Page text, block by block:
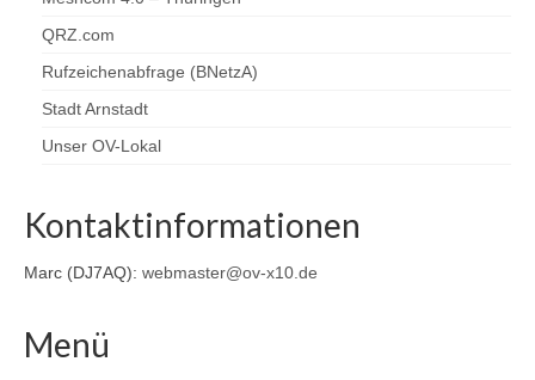
QRZ.com
Rufzeichenabfrage (BNetzA)
Stadt Arnstadt
Unser OV-Lokal
Kontaktinformationen
Marc (DJ7AQ): webmaster@ov-x10.de
Menü